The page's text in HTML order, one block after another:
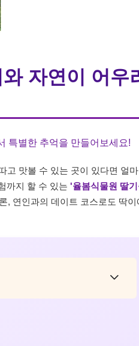
자연이 어우
특별한 추억을 만들어보세요!
고 맛볼 수 있는 곳이 있다면 얼
까지 할 수 있는 '율봄식물원 딸
, 연인과의 데이트 코스로도 딱이